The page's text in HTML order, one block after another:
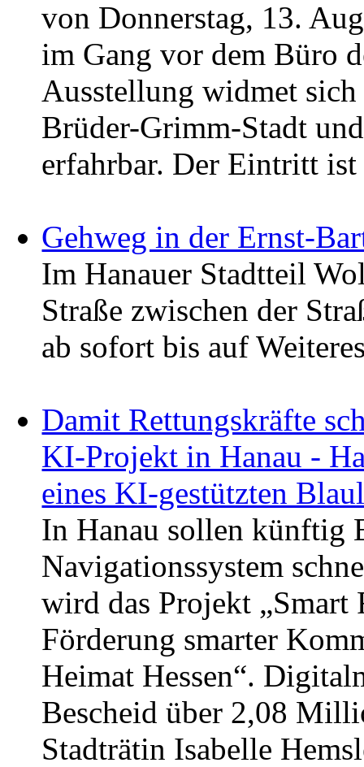
von Donnerstag, 13.
im Gang vor dem Büro
Ausstellung widmet
Brüder-Grimm-Stadt
erfahrbar. Der Eintritt
Gehweg in der Ernst-
Im Hanauer Stadtteil
Straße zwischen der
ab sofort bis auf
Damit Rettungskräfte
KI-Projekt in Hanau -
eines KI-gestützten
In Hanau sollen künftig
Navigationssystem
wird das Projekt „Smart
Förderung smarter
Heimat Hessen“.
Bescheid über 2,08
Stadträtin Isabelle